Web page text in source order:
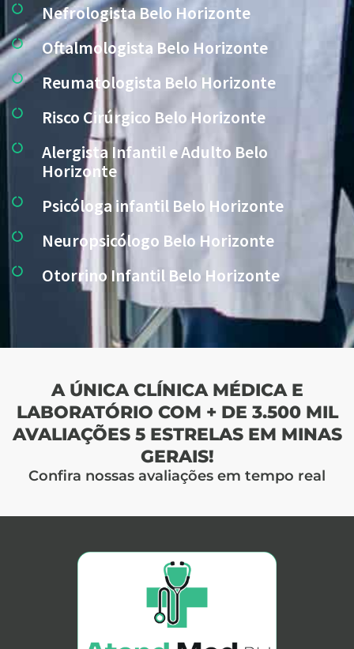
Nefrologista Belo Horizonte
Oftalmologista Belo Horizonte
Reumatologista Belo Horizonte
Risco Cirúrgico Belo Horizonte
Alergista Infantil e Adulto Belo
Horizonte
Psicóloga infantil Belo Horizonte
Neuropsicólogo Belo Horizonte
Otorrino Infantil Belo Horizonte
A ÚNICA CLÍNICA MÉDICA E
LABORATÓRIO COM + DE 3.500 MIL
AVALIAÇÕES 5 ESTRELAS EM MINAS
GERAIS!
Confira nossas avaliações em tempo real